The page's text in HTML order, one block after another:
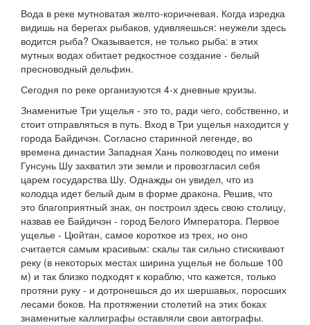
Вода в реке мутноватая желто-коричневая. Когда изредка
видишь на берегах рыбаков, удивляешься: неужели здесь
водится рыба? Оказывается, не только рыба: в этих
мутных водах обитает редкостное создание - белый
пресноводный дельфин.
Сегодня по реке организуются 4-х дневные круизы.
Знаменитые Три ущелья - это то, ради чего, собственно, и
стоит отправляться в путь. Вход в Три ущелья находится у
города Байдичэн. Согласно старинной легенде, во
времена династии Западная Хань полководец по имени
Гунсунь Шу захватил эти земли и провозгласил себя
царем государства Шу. Однажды он увидел, что из
колодца идет белый дым в форме дракона. Решив, что
это благоприятный знак, он построил здесь свою столицу,
назвав ее Байдичэн - город Белого Императора. Первое
ущелье - Цюйтан, самое короткое из трех, но оно
считается самым красивым: скалы так сильно стискивают
реку (в некоторых местах ширина ущелья не больше 100
м) и так близко подходят к кораблю, что кажется, только
протяни руку - и дотронешься до их шершавых, поросших
лесами боков. На протяжении столетий на этих боках
знаменитые каллиграфы оставляли свои автографы.